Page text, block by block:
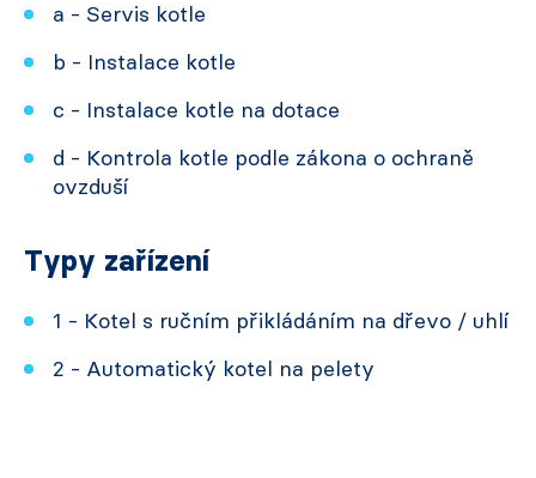
a - Servis kotle
b - Instalace kotle
c - Instalace kotle na dotace
d - Kontrola kotle podle zákona o ochraně
ovzduší
Typy zařízení
1 - Kotel s ručním přikládáním na dřevo / uhlí
2 - Automatický kotel na pelety